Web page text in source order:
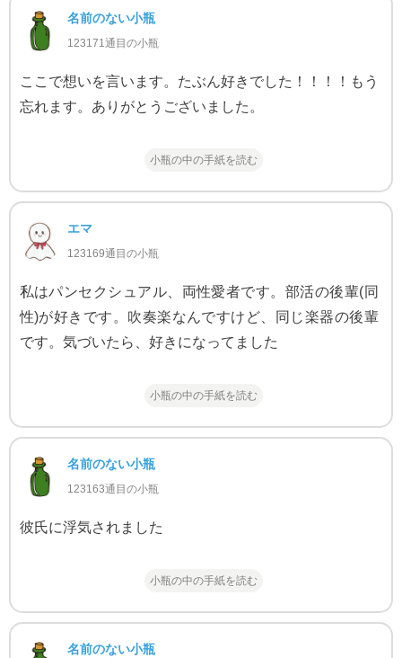
名前のない小瓶
123171通目の小瓶
ここで想いを言います。たぶん好きでした！！！！もう
忘れます。ありがとうございました。
小瓶の中の手紙を読む
エマ
123169通目の小瓶
私はパンセクシュアル、両性愛者です。部活の後輩(同
性)が好きです。吹奏楽なんですけど、同じ楽器の後輩
です。気づいたら、好きになってました
小瓶の中の手紙を読む
名前のない小瓶
123163通目の小瓶
彼氏に浮気されました
小瓶の中の手紙を読む
名前のない小瓶